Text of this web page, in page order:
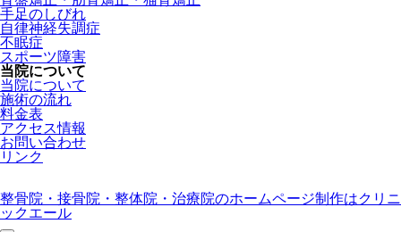
手足のしびれ
自律神経失調症
不眠症
スポーツ障害
当院について
当院について
施術の流れ
料金表
アクセス情報
お問い合わせ
リンク
整骨院・接骨院・整体院・治療院のホームページ制作はクリニ
ックエール